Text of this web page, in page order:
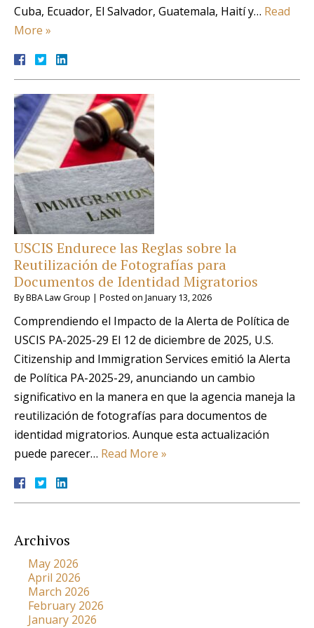
Cuba, Ecuador, El Salvador, Guatemala, Haití y… Read
More »
USCIS Endurece las Reglas sobre la
Reutilización de Fotografías para
Documentos de Identidad Migratorios
ByBBA Law Group | Posted on January 13, 2026
Comprendiendo el Impacto de la Alerta de Política de
USCIS PA-2025-29 El 12 de diciembre de 2025, U.S.
Citizenship and Immigration Services emitió la Alerta
de Política PA-2025-29, anunciando un cambio
significativo en la manera en que la agencia maneja la
reutilización de fotografías para documentos de
identidad migratorios. Aunque esta actualización
puede parecer… Read More »
Archivos
May 2026
April 2026
March 2026
February 2026
January 2026